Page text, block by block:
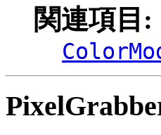
関連項目: